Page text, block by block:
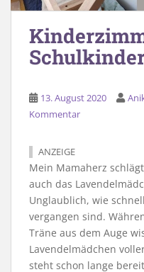
13. August 2020
Kommentar
ANZEIGE
Mein Mamaherz
auch das
Unglaublich, wie
vergangen sind.
Träne aus dem Auge
Lavendelmädchen
steht schon lange